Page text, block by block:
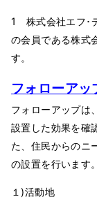
1 株式会社エフ･
の会員である株式
す。
フォローアッ
フォローアップは
設置した効果を確
た、住民からのニ
の設置を行います。
１)活動地